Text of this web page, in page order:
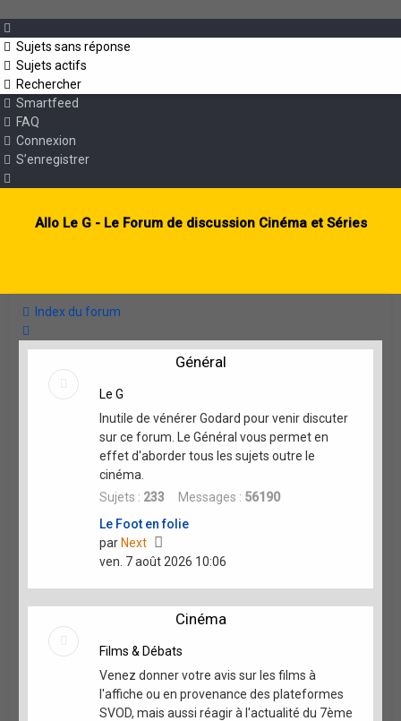
Sujets sans réponse
Sujets actifs
Rechercher
Smartfeed
FAQ
Connexion
S’enregistrer
Allo Le G - Le Forum de discussion Cinéma et Séries
Index du forum
Général
Le G
Inutile de vénérer Godard pour venir discuter
sur ce forum. Le Général vous permet en
effet d'aborder tous les sujets outre le
cinéma.
Sujets : 233 Messages : 56190
Le Foot en folie
par Next
le
ven. 7 août 2026 10:06
Cinéma
Films & Débats
Venez donner votre avis sur les films à
l'affiche ou en provenance des plateformes
SVOD, mais aussi réagir à l'actualité du 7ème